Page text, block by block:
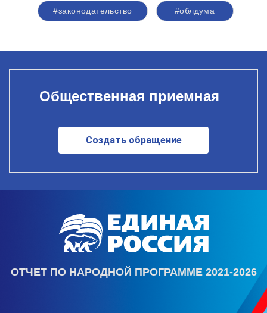
#законодательство #облдума
Общественная приемная
Создать обращение
ОТЧЕТ ПО НАРОДНОЙ ПРОГРАММЕ 2021-2026